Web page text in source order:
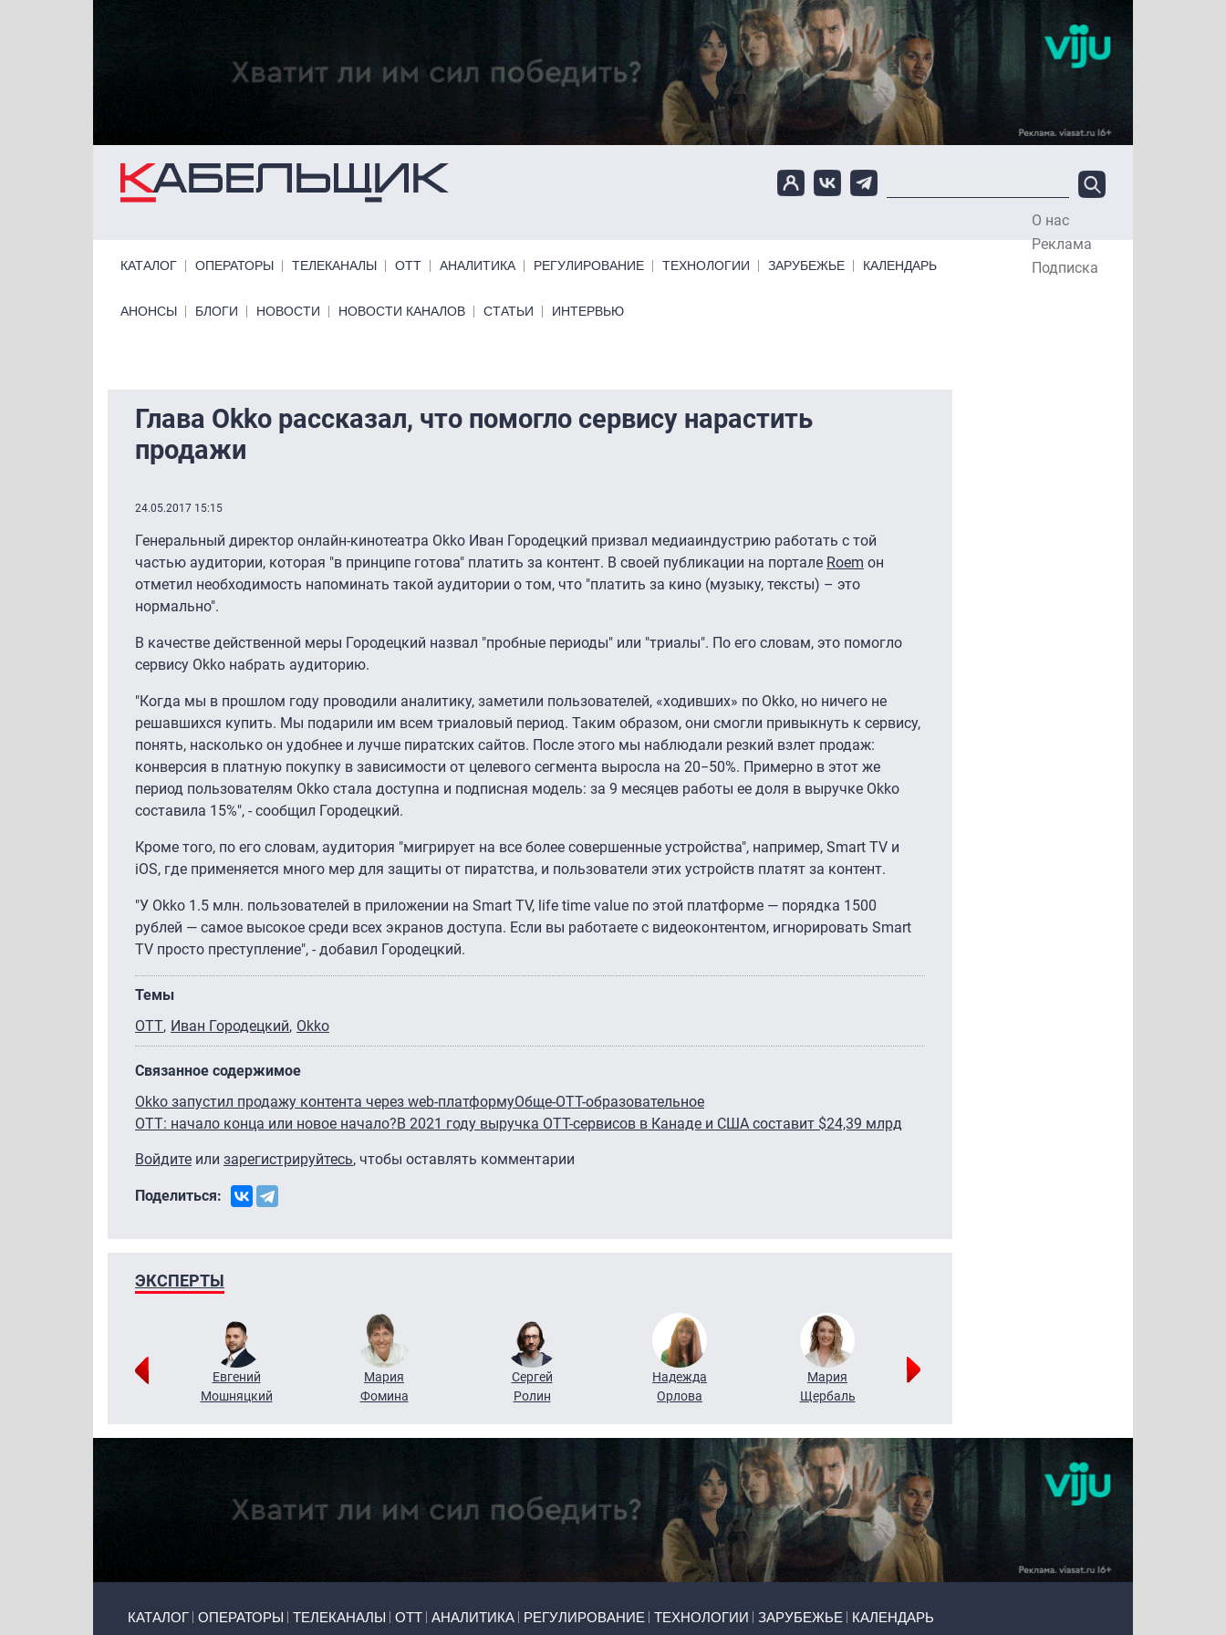
О нас
Реклама
Подписка
КАТАЛОГ ОПЕРАТОРЫ ТЕЛЕКАНАЛЫ ОТТ АНАЛИТИКА РЕГУЛИРОВАНИЕ ТЕХНОЛОГИИ ЗАРУБЕЖЬЕ КАЛЕНДАРЬ
Primary links bottom
АНОНСЫ БЛОГИ НОВОСТИ НОВОСТИ КАНАЛОВ СТАТЬИ ИНТЕРВЬЮ
Глава Okko рассказал, что помогло сервису нарастить
продажи
24.05.2017 15:15
Генеральный директор онлайн-кинотеатра Okko Иван Городецкий призвал медиаиндустрию работать с той
частью аудитории, которая "в принципе готова" платить за контент. В своей публикации на портале Roem он
отметил необходимость напоминать такой аудитории о том, что "платить за кино (музыку, тексты) – это
нормально".
В качестве действенной меры Городецкий назвал "пробные периоды" или "триалы". По его словам, это помогло
сервису Okko набрать аудиторию.
"Когда мы в прошлом году проводили аналитику, заметили пользователей, «ходивших» по Okko, но ничего не
решавшихся купить. Мы подарили им всем триаловый период. Таким образом, они смогли привыкнуть к сервису,
понять, насколько он удобнее и лучше пиратских сайтов. После этого мы наблюдали резкий взлет продаж:
конверсия в платную покупку в зависимости от целевого сегмента выросла на 20−50%. Примерно в этот же
период пользователям Okko стала доступна и подписная модель: за 9 месяцев работы ее доля в выручке Okko
составила 15%", - сообщил Городецкий.
Кроме того, по его словам, аудитория "мигрирует на все более совершенные устройства", например, Smart TV и
iOS, где применяется много мер для защиты от пиратства, и пользователи этих устройств платят за контент.
"У Okko 1.5 млн. пользователей в приложении на Smart TV, life time value по этой платформе — порядка 1500
рублей — самое высокое среди всех экранов доступа. Если вы работаете с видеоконтентом, игнорировать Smart
TV просто преступление", - добавил Городецкий.
Темы
OTT Иван Городецкий Okko
Связанное содержимое
Okko запустил продажу контента через web-платформуОбще-OTT-образовательное
OTT: начало конца или новое начало?В 2021 году выручка OTT-сервисов в Канаде и США составит $24,39 млрд
Войдите или зарегистрируйтесь, чтобы оставлять комментарии
Поделиться:
ЭКСПЕРТЫ
Евгений
Мошняцкий
Мария
Фомина
Сергей
Ролин
Надежда
Орлова
Мария
Щербаль
КАТАЛОГ ОПЕРАТОРЫ ТЕЛЕКАНАЛЫ ОТТ АНАЛИТИКА РЕГУЛИРОВАНИЕ ТЕХНОЛОГИИ ЗАРУБЕЖЬЕ КАЛЕНДАРЬ